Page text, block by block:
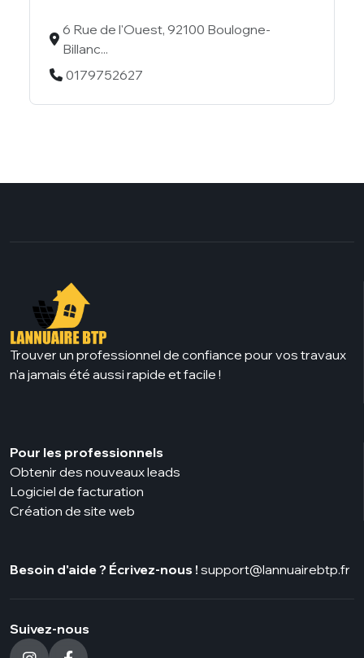
6 Rue de l'Ouest, 92100 Boulogne-
Billanc...
0179752627
Trouver un professionnel de confiance pour vos travaux
n'a jamais été aussi rapide et facile !
Pour les professionnels
Obtenir des nouveaux leads
Logiciel de facturation
Création de site web
Besoin d'aide ? Écrivez-nous ! support@lannuairebtp.fr
Suivez-nous